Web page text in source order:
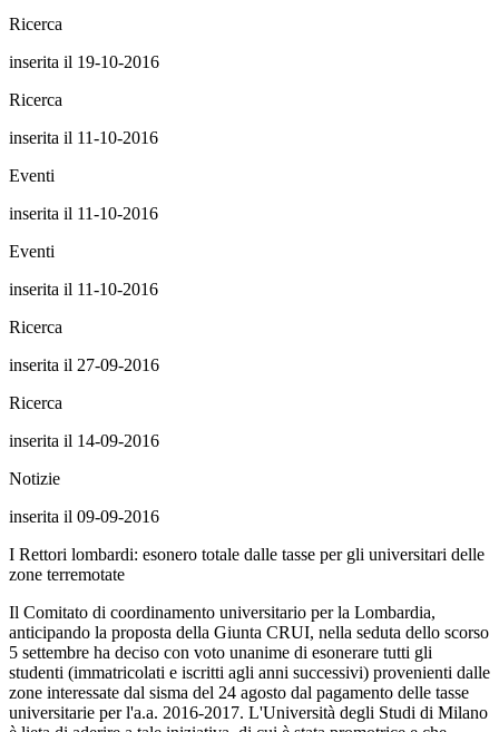
Ricerca
inserita il 19-10-2016
Ricerca
inserita il 11-10-2016
Eventi
inserita il 11-10-2016
Eventi
inserita il 11-10-2016
Ricerca
inserita il 27-09-2016
Ricerca
inserita il 14-09-2016
Notizie
inserita il 09-09-2016
I Rettori lombardi: esonero totale dalle tasse per gli universitari delle
zone terremotate
Il Comitato di coordinamento universitario per la Lombardia,
anticipando la proposta della Giunta CRUI, nella seduta dello scorso
5 settembre ha deciso con voto unanime di esonerare tutti gli
studenti (immatricolati e iscritti agli anni successivi) provenienti dalle
zone interessate dal sisma del 24 agosto dal pagamento delle tasse
universitarie per l'a.a. 2016-2017. L'Università degli Studi di Milano